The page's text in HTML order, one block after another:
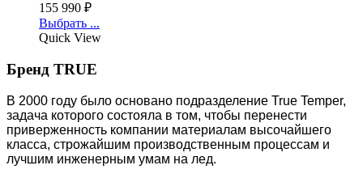
155 990 ₽
Выбрать ...
Quick View
Бренд TRUE
В 2000 году было основано подразделение True Temper,
задача которого состояла в том, чтобы перенести
приверженность компании материалам высочайшего
класса, строжайшим производственным процессам и
лучшим инженерным умам на лед.